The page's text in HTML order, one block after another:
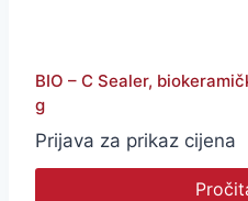
BIO – C Sealer,
g
Prijava za prikaz cijena